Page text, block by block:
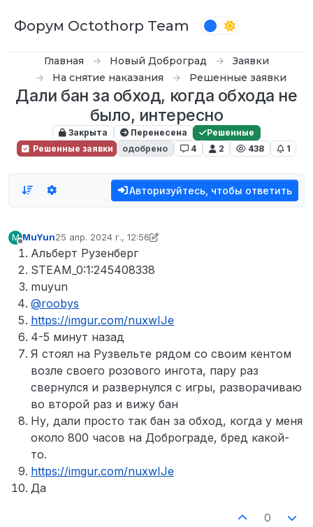
Форум Octothorp Team
Главная Новый Доброград
Заявки
На снятие наказания
Решенные заявки
Дали бан за обход, когда обхода не
было, интересно
Закрыта Перенесена
Решенные
Решенные заявки
одобрено 4 2 438 1
Авторизуйтесь, чтобы ответить
M
Не в сети
MuYun25 апр. 2024 г., 12:56
отредактировано roobys
Альберт Рузенберг
STEAM_0:1:245408338
muyun
@roobys
https://imgur.com/nuxwIJe
4-5 минут назад
Я стоял на Рузвельте рядом со своим кентом
возле своего розового ингота, пару раз
свернулся и развернулся с игры, разворачиваю
во второй раз и вижу бан
Ну, дали просто так бан за обход, когда у меня
около 800 часов на Доброграде, бред какой-
то.
https://imgur.com/nuxwIJe
Да
0